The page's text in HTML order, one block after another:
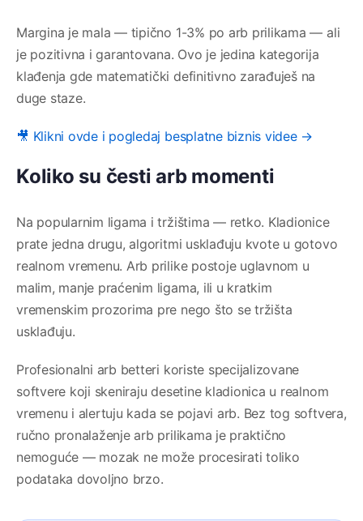
Margina je mala — tipično 1-3% po arb prilikama — ali
je pozitivna i garantovana. Ovo je jedina kategorija
klađenja gde matematički definitivno zarađuješ na
duge staze.
🎥 Klikni ovde i pogledaj besplatne biznis videe →
Koliko su česti arb momenti
Na popularnim ligama i tržištima — retko. Kladionice
prate jedna drugu, algoritmi usklađuju kvote u gotovo
realnom vremenu. Arb prilike postoje uglavnom u
malim, manje praćenim ligama, ili u kratkim
vremenskim prozorima pre nego što se tržišta
usklađuju.
Profesionalni arb betteri koriste specijalizovane
softvere koji skeniraju desetine kladionica u realnom
vremenu i alertuju kada se pojavi arb. Bez tog softvera,
ručno pronalaženje arb prilikama je praktično
nemoguće — mozak ne može procesirati toliko
podataka dovoljno brzo.